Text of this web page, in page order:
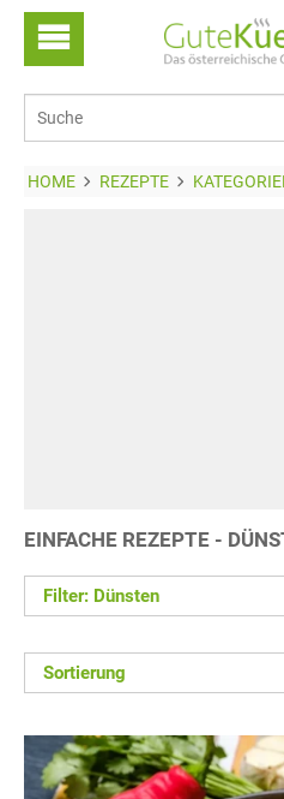
HOME REZEPTE
EINFACHE REZEPTE -
Filter: Dünsten
Sortierung